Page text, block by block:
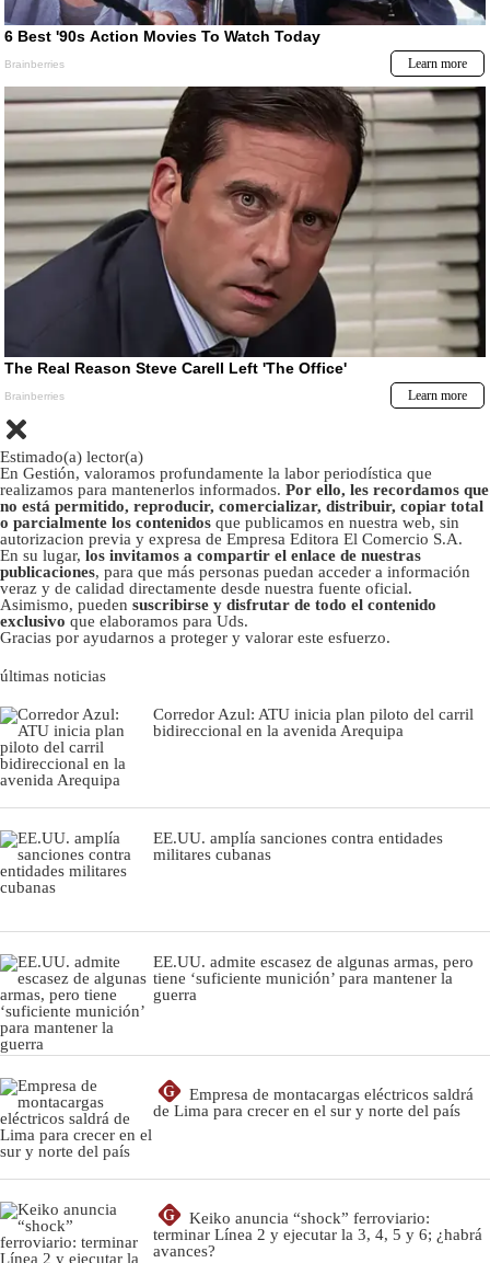
Estimado(a) lector(a)
En Gestión, valoramos profundamente la labor periodística que
realizamos para mantenerlos informados. Por ello, les recordamos que
no está permitido, reproducir, comercializar, distribuir, copiar total
o parcialmente los contenidos que publicamos en nuestra web, sin
autorizacion previa y expresa de Empresa Editora El Comercio S.A.
En su lugar, los invitamos a compartir el enlace de nuestras
publicaciones, para que más personas puedan acceder a información
veraz y de calidad directamente desde nuestra fuente oficial.
Asimismo, pueden suscribirse y disfrutar de todo el contenido
exclusivo que elaboramos para Uds.
Gracias por ayudarnos a proteger y valorar este esfuerzo.
últimas noticias
Corredor Azul: ATU inicia plan piloto del carril
bidireccional en la avenida Arequipa
EE.UU. amplía sanciones contra entidades
militares cubanas
EE.UU. admite escasez de algunas armas, pero
tiene ‘suficiente munición’ para mantener la
guerra
G
Empresa de montacargas eléctricos saldrá
de Lima para crecer en el sur y norte del país
G
Keiko anuncia “shock” ferroviario:
terminar Línea 2 y ejecutar la 3, 4, 5 y 6; ¿habrá
avances?